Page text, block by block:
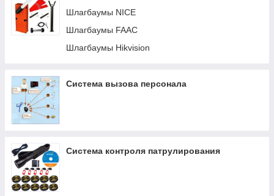
CAD
Система охлаждения/Подставка
Принтер для цветной печати
Разветвитель USB (HUB)
Сетевой фильтр
Шлагбаумы NICE
Шлагбаумы FAAC
Шлагбаумы Hikvision
Система вызова персонала
Система контроля патрулирования